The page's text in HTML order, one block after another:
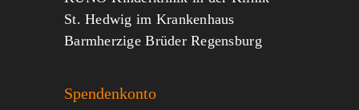
St. Hedwig im Krankenhaus
Barmherzige Brüder Regensburg
Spendenkonto